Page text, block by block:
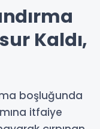
Kaldı,
boşluğunda
itfaiye